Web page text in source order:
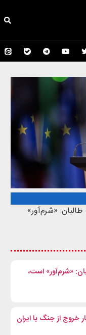
«شرم‌آور»
«شرم‌آور» است،
خروج از جنگ با ایران